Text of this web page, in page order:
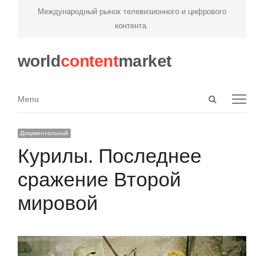
Международный рынок телевизионного и цифрового
контента.
worldcontentmarket
Open
Menu
Menu
Документальный
Курилы. Последнее
сражение Второй
мировой